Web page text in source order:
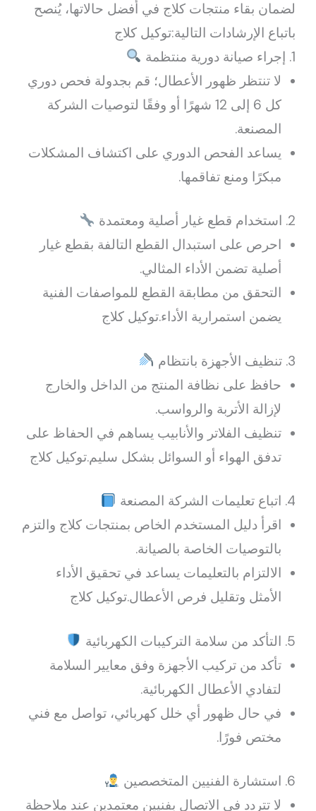
لضمان بقاء منتجات كلاج في أفضل حالاتها، يُنصح
باتباع الإرشادات التالية:توكيل كلاج
1. إجراء صيانة دورية منتظمة
لا تنتظر ظهور الأعطال؛ قم بجدولة فحص دوري
كل 6 إلى 12 شهرًا أو وفقًا لتوصيات الشركة
المصنعة.
يساعد الفحص الدوري على اكتشاف المشكلات
مبكرًا ومنع تفاقمها.
2. استخدام قطع غيار أصلية ومعتمدة
احرص على استبدال القطع التالفة بقطع غيار
أصلية تضمن الأداء المثالي.
التحقق من مطابقة القطع للمواصفات الفنية
يضمن استمرارية الأداء.توكيل كلاج
3. تنظيف الأجهزة بانتظام
حافظ على نظافة المنتج من الداخل والخارج
لإزالة الأتربة والرواسب.
تنظيف الفلاتر والأنابيب يساهم في الحفاظ على
تدفق الهواء أو السوائل بشكل سليم.توكيل كلاج
4. اتباع تعليمات الشركة المصنعة
اقرأ دليل المستخدم الخاص بمنتجات كلاج والتزم
بالتوصيات الخاصة بالصيانة.
الالتزام بالتعليمات يساعد في تحقيق الأداء
الأمثل وتقليل فرص الأعطال.توكيل كلاج
5. التأكد من سلامة التركيبات الكهربائية
تأكد من تركيب الأجهزة وفق معايير السلامة
لتفادي الأعطال الكهربائية.
في حال ظهور أي خلل كهربائي، تواصل مع فني
مختص فورًا.
6. استشارة الفنيين المتخصصين
لا تتردد في الاتصال بفنيين معتمدين عند ملاحظة